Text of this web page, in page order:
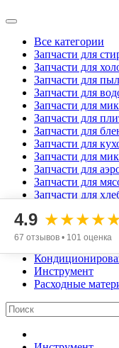
Все категории
Запчасти для
Запчасти для
Запчасти для
Запчасти для
Запчасти для
Запчасти для
Запчасти для
Запчасти для
Запчасти для
Запчасти для
Запчасти для
Запчасти для
Запчасти для
Запчасти для
Запчасти для
Запчасти для
Инструмент
Расходные
4.9
67 отзывов • 101 оценка